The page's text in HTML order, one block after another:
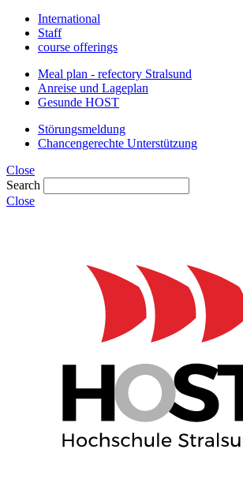
International
Staff
course offerings
Meal plan - refectory Stralsund
Anreise und Lageplan
Gesunde HOST
Störungsmeldung
Chancengerechte Unterstützung
Close
Search
Close